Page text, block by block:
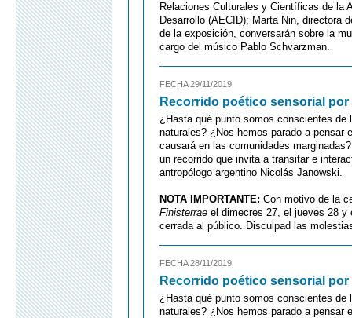
Relaciones Culturales y Científicas de la
Desarrollo (AECID); Marta Nin, directora
de la exposición, conversarán sobre la
cargo del músico Pablo Schvarzman.
FECHA 29/11/2019
Recorrido poético sensorial por
¿Hasta qué punto somos conscientes
naturales? ¿Nos hemos parado a
causará en las comunidades
un recorrido que invita a transitar e
antropólogo argentino Nicolás Janowski.
NOTA IMPORTANTE: Con motivo de la
Finisterrae el dimecres 27, el jueves 28 y
cerrada al público. Disculpad las
FECHA 28/11/2019
Recorrido poético sensorial por
¿Hasta qué punto somos conscientes
naturales? ¿Nos hemos parado a